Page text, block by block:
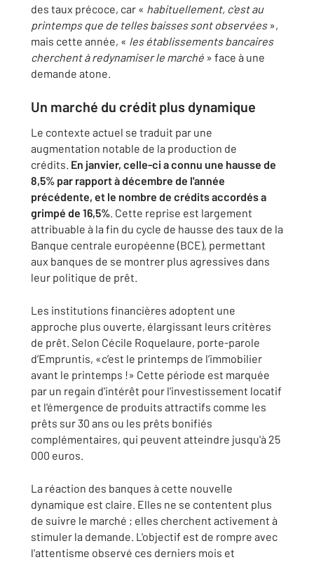
des taux précoce, car « habituellement, c'est au
printemps que de telles baisses sont observées»,
mais cette année, « les établissements bancaires
cherchent à redynamiser le marché » face à une
demande atone.
Un marché du crédit plus dynamique
Le contexte actuel se traduit par une
augmentation notable de la production de
crédits. En janvier, celle-ci a connu une hausse de
8,5% par rapport à décembre de l'année
précédente, et le nombre de crédits accordés a
grimpé de 16,5%. Cette reprise est largement
attribuable à la fin du cycle de hausse des taux de la
Banque centrale européenne (BCE), permettant
aux banques de se montrer plus agressives dans
leur politique de prêt.
Les institutions financières adoptent une
approche plus ouverte, élargissant leurs critères
de prêt. Selon Cécile Roquelaure, porte-parole
d’Empruntis, «c’est le printemps de l’immobilier
avant le printemps !» Cette période est marquée
par un regain d'intérêt pour l'investissement locatif
et l'émergence de produits attractifs comme les
prêts sur 30 ans ou les prêts bonifiés
complémentaires, qui peuvent atteindre jusqu'à 25
000 euros.
La réaction des banques à cette nouvelle
dynamique est claire. Elles ne se contentent plus
de suivre le marché ; elles cherchent activement à
stimuler la demande. L'objectif est de rompre avec
l'attentisme observé ces derniers mois et